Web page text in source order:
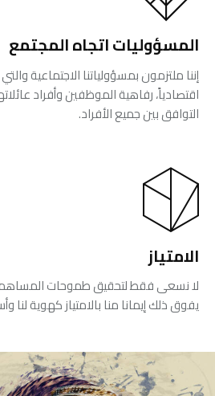
المسؤوليات اتجاه المجتمع
إننا ملتزمون بمسؤولياتنا الاجتماعية
اقتصادياً، رفاهية الموظفين وأفراد
التوافق بين جميع الأفراد.
الامتياز
لا نسعى فقط لتحقيق طموحات
يفوق ذلك إيمانا منا بالامتياز كهوية لنا